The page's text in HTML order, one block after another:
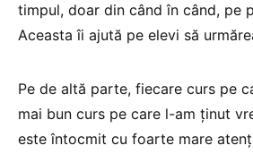
timpul, doar din când în când, pe
Aceasta îi ajută pe elevi să
Pe de altă parte, fiecare curs pe
mai bun curs pe care l-am ținut
este întocmit cu foarte mare